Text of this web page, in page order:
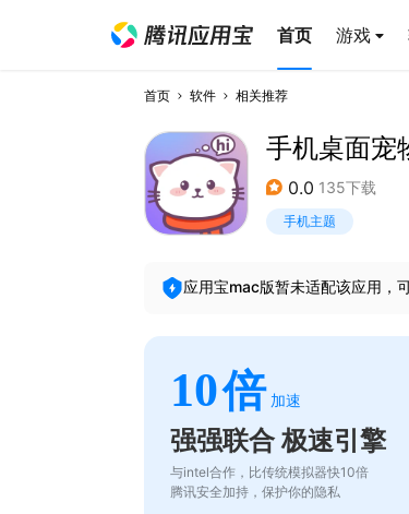
首页 游戏
首页 软件 相关推荐
手机桌面宠
0.0 135下载
手机主题
应用宝mac版暂未适配该应用，
10倍 加速
强强联合 极速引擎
与intel合作，比传统模拟器快10倍
腾讯安全加持，保护你的隐私